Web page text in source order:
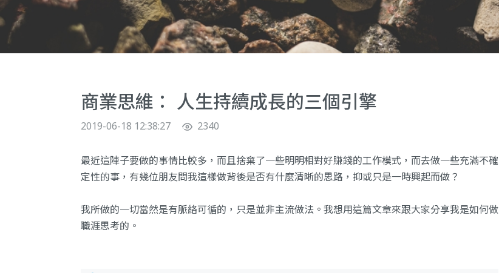
商業思維： 人生持續成長的三個引擎
2019-06-18 12:38:27 2340
最近這陣子要做的事情比較多，而且捨棄了一些明明相對好賺錢的工作模式，而去做一些充滿不確
定性的事，有幾位朋友問我這樣做背後是否有什麼清晰的思路，抑或只是一時興起而做？
我所做的一切當然是有脈絡可循的，只是並非主流做法。我想用這篇文章來跟大家分享我是如何做
職涯思考的。